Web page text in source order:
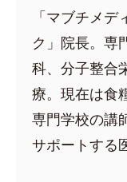
「マブチメデ
ク」院長。専
科、分子整合
療。現在は食
専門学校の講
サポートする